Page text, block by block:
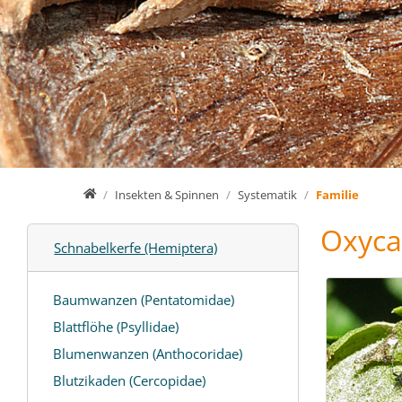
HomeInsekten & Spinnen Systematik Familie
Schnabelkerfe (Hemiptera)
Baumwanzen (Pentatomidae)
Blattflöhe (Psyllidae)
Blumenwanzen (Anthocoridae)
Blutzikaden (Cercopidae)